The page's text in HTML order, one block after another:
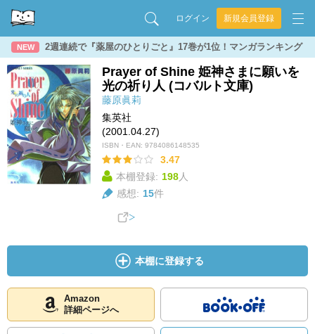
ログイン 新規会員登録
NEW 2週連続で『薬屋のひとりごと』17巻が1位！マンガランキング
Prayer of Shine 姫神さまに願いを
光の祈り人 (コバルト文庫)
藤原眞莉
集英社
(2001.04.27)
ISBN・EAN: 9784086148535
3.47
本棚登録: 198人
感想: 15件
本棚に登録する
Amazon
詳細ページへ